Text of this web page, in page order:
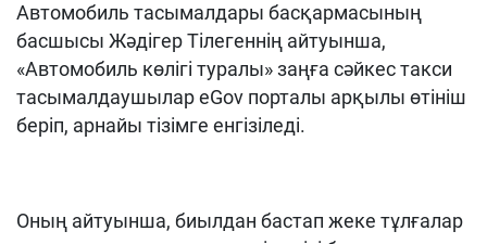
Автомобиль тасымалдары басқармасының
басшысы Жәдігер Тілегеннің айтуынша,
«Автомобиль көлігі туралы» заңға сәйкес такси
тасымалдаушылар eGov порталы арқылы өтініш
беріп, арнайы тізімге енгізіледі.
Оның айтуынша, биылдан бастап жеке тұлғалар